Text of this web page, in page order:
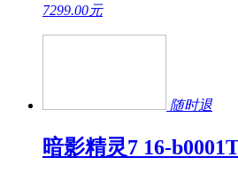
7299.00元
随时退
暗影精灵7 16-